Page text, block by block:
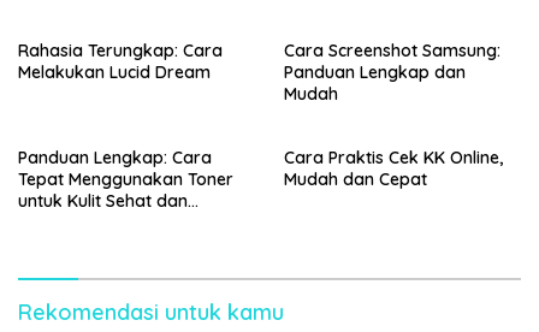
Rahasia Terungkap: Cara
Melakukan Lucid Dream
Cara Screenshot Samsung:
Panduan Lengkap dan
Mudah
Panduan Lengkap: Cara
Tepat Menggunakan Toner
untuk Kulit Sehat dan
Cara Praktis Cek KK Online,
Mudah dan Cepat
Rekomendasi untuk kamu